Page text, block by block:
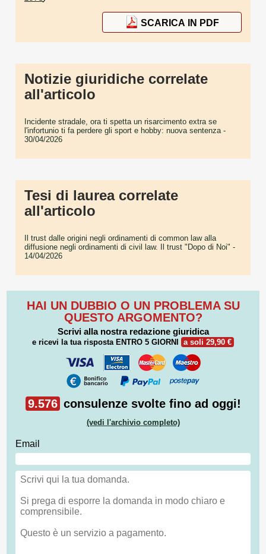
SCARICA IN PDF
Notizie giuridiche correlate
all'articolo
Incidente stradale, ora ti spetta un risarcimento extra se
l'infortunio ti fa perdere gli sport e hobby: nuova sentenza -
30/04/2026
Tesi di laurea correlate
all'articolo
Il trust dalle origini negli ordinamenti di common law alla
diffusione negli ordinamenti di civil law. Il trust "Dopo di Noi" -
14/04/2026
HAI UN DUBBIO O UN PROBLEMA SU
QUESTO ARGOMENTO?
Scrivi alla nostra redazione giuridica
e ricevi la tua risposta ENTRO 5 GIORNI a soli 29,90 €
9.576 consulenze svolte fino ad oggi!
(vedi l'archivio completo)
Email